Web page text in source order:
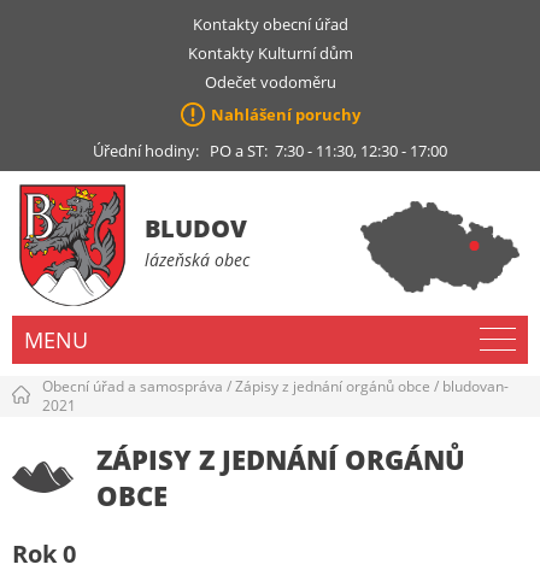
Kontakty obecní úřad
Kontakty Kulturní dům
Odečet vodoměru
Nahlášení poruchy
Úřední hodiny: PO a ST: 7:30 - 11:30, 12:30 - 17:00
BLUDOV
lázeňská obec
MENU
Obecní úřad a samospráva /Zápisy z jednání orgánů obce / bludovan-
2021
ZÁPISY Z JEDNÁNÍ ORGÁNŮ
OBCE
Rok 0